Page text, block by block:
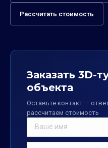
Рассчитать стоимость
Заказать 3D-
объекта
Оставьте контакт —
рассчитаем стоимость